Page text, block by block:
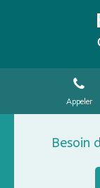
Appeler
Besoin